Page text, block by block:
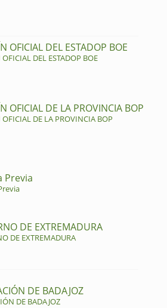
OFICIAL DEL ESTADOP BOE
DEL ESTADOP BOE
OFICIAL DE LA PROVINCIA BOP
OFICIAL DE LA PROVINCIA BOP
Previa
DE EXTREMADURA
DE EXTREMADURA
DE BADAJOZ
DE BADAJOZ